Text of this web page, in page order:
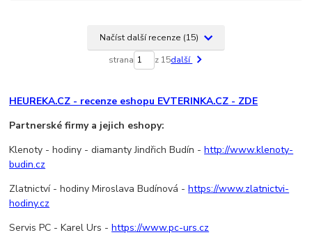
Načíst další recenze (15)
strana z 15další
HEUREKA.CZ - recenze eshopu EVTERINKA.CZ - ZDE
Partnerské firmy a jejich eshopy:
Klenoty - hodiny - diamanty Jindřich Budín -http://www.klenoty-
budin.cz
Zlatnictví - hodiny Miroslava Budínová -https://www.zlatnictvi-
hodiny.cz
Servis PC - Karel Urs -https://www.pc-urs.cz